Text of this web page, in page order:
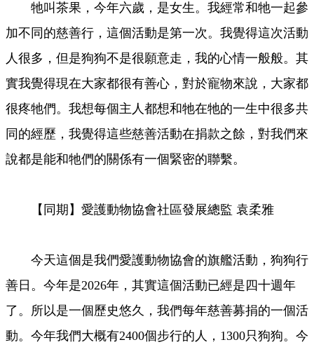
牠叫茶果，今年六歲，是女生。我經常和牠一起參
加不同的慈善行，這個活動是第一次。我覺得這次活動
人很多，但是狗狗不是很願意走，我的心情一般般。其
實我覺得現在大家都很有善心，對於寵物來說，大家都
很疼牠們。我想每個主人都想和牠在牠的一生中很多共
同的經歷，我覺得這些慈善活動在捐款之餘，對我們來
說都是能和牠們的關係有一個緊密的聯繫。
【同期】愛護動物協會社區發展總監 袁柔雅
今天這個是我們愛護動物協會的旗艦活動，狗狗行
善日。今年是2026年，其實這個活動已經是四十週年
了。所以是一個歷史悠久，我們每年慈善募捐的一個活
動。今年我們大概有2400個步行的人，1300只狗狗。今